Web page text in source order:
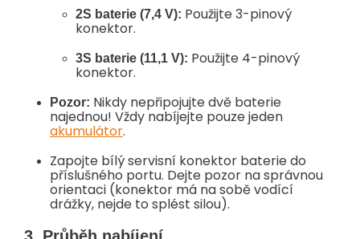
2S baterie (7,4 V): Použijte 3-pinový
konektor.
3S baterie (11,1 V): Použijte 4-pinový
konektor.
Pozor: Nikdy nepřipojujte dvě baterie
najednou! Vždy nabíjejte pouze jeden
akumulátor.
Zapojte bílý servisní konektor baterie do
příslušného portu. Dejte pozor na správnou
orientaci (konektor má na sobě vodící
drážky, nejde to splést silou).